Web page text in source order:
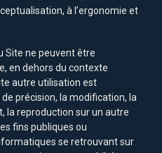
à l’ergonomie et
Site ne peuvent être
en dehors du contexte
autre utilisation est
précision, la modification, la
la reproduction sur un autre
fins publiques ou
se retrouvant sur